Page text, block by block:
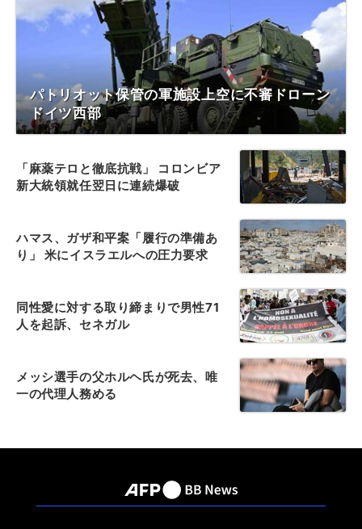
パトリオット保管の軍施設上空に不審ドローン
ドイツ西部
「麻薬テロと徹底抗戦」 コロンビア
新大統領就任翌日に連続爆破
ハマス、ガザ和平案「履行の準備あ
り」 米にイスラエルへの圧力要求
同性愛に対する取り締まりで男性71
人を起訴、セネガル
メッシ選手の父ホルヘ氏が死去、唯
一の代理人務める